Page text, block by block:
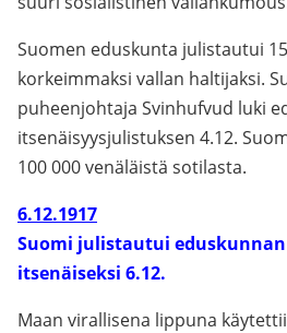
Suomen eduskunta julistautui
korkeimmaksi vallan haltijaksi.
puheenjohtaja Svinhufvud luki
itsenäisyysjulistuksen 4.12.
100 000 venäläistä sotilasta.
6.12.1917
Suomi julistautui
itsenäiseksi 6.12.
Maan virallisena lippuna